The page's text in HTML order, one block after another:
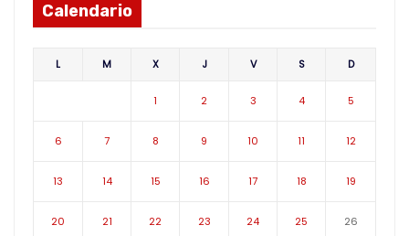
Calendario
L M X J V S D
1 2 3 4 5
6 7 8 9 10 11 12
13 14 15 16 17 18 19
20 21 22 23 24 25 26